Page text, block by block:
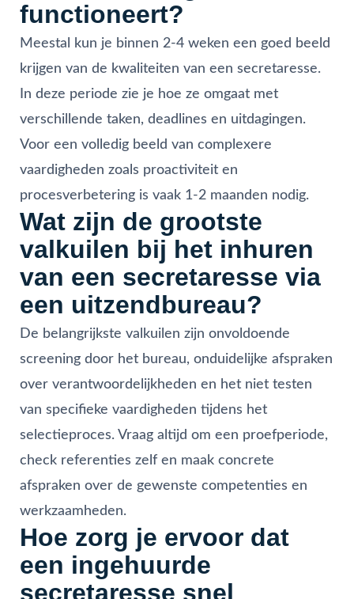
functioneert?
Meestal kun je binnen 2-4 weken een goed beeld
krijgen van de kwaliteiten van een secretaresse.
In deze periode zie je hoe ze omgaat met
verschillende taken, deadlines en uitdagingen.
Voor een volledig beeld van complexere
vaardigheden zoals proactiviteit en
procesverbetering is vaak 1-2 maanden nodig.
Wat zijn de grootste
valkuilen bij het inhuren
van een secretaresse via
een uitzendbureau?
De belangrijkste valkuilen zijn onvoldoende
screening door het bureau, onduidelijke afspraken
over verantwoordelijkheden en het niet testen
van specifieke vaardigheden tijdens het
selectieproces. Vraag altijd om een proefperiode,
check referenties zelf en maak concrete
afspraken over de gewenste competenties en
werkzaamheden.
Hoe zorg je ervoor dat
een ingehuurde
secretaresse snel